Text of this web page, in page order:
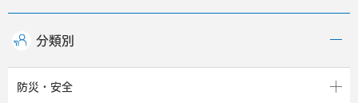
分類別
防災・安全